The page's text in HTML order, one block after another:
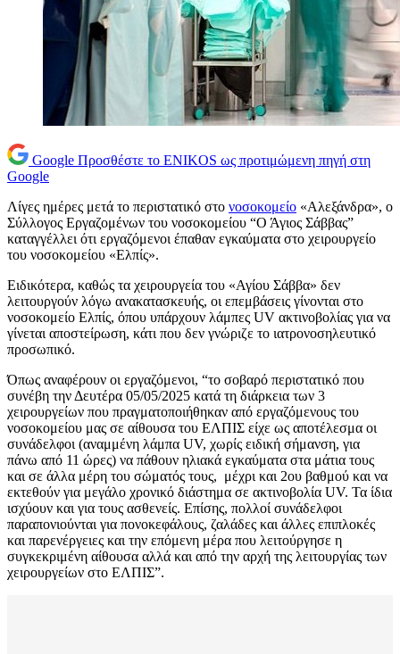
Google Προσθέστε το ENIKOS ως προτιμώμενη πηγή στη
Google
Λίγες ημέρες μετά το περιστατικό στο νοσοκομείο «Αλεξάνδρα», ο
Σύλλογος Εργαζομένων του νοσοκομείου “Ο Άγιος Σάββας”
καταγγέλλει ότι εργαζόμενοι έπαθαν εγκαύματα στο χειρουργείο
του νοσοκομείου «Ελπίς».
Ειδικότερα, καθώς τα χειρουργεία του «Αγίου Σάββα» δεν
λειτουργούν λόγω ανακατασκευής, οι επεμβάσεις γίνονται στο
νοσοκομείο Ελπίς, όπου υπάρχουν λάμπες UV ακτινοβολίας για να
γίνεται αποστείρωση, κάτι που δεν γνώριζε το ιατρονοσηλευτικό
προσωπικό.
Όπως αναφέρουν οι εργαζόμενοι, “το σοβαρό περιστατικό που
συνέβη την Δευτέρα 05/05/2025 κατά τη διάρκεια των 3
χειρουργείων που πραγματοποιήθηκαν από εργαζόμενους του
νοσοκομείου μας σε αίθουσα του ΕΛΠΙΣ είχε ως αποτέλεσμα οι
συνάδελφοι (αναμμένη λάμπα UV, χωρίς ειδική σήμανση, για
πάνω από 11 ώρες) να πάθουν ηλιακά εγκαύματα στα μάτια τους
και σε άλλα μέρη του σώματός τους, μέχρι και 2ου βαθμού και να
εκτεθούν για μεγάλο χρονικό διάστημα σε ακτινοβολία UV. Τα ίδια
ισχύουν και για τους ασθενείς. Επίσης, πολλοί συνάδελφοι
παραπονιούνται για πονοκεφάλους, ζαλάδες και άλλες επιπλοκές
και παρενέργειες και την επόμενη μέρα που λειτούργησε η
συγκεκριμένη αίθουσα αλλά και από την αρχή της λειτουργίας των
χειρουργείων στο ΕΛΠΙΣ”.